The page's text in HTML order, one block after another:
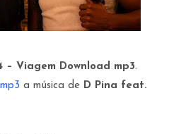
– Viagem Download mp3.
a música de D Pina feat.